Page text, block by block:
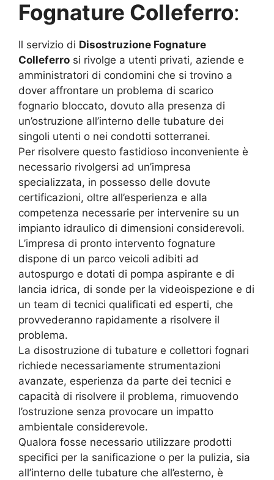
Fognature Colleferro:
Il servizio di Disostruzione Fognature
Colleferro si rivolge a utenti privati, aziende e
amministratori di condomini che si trovino a
dover affrontare un problema di scarico
fognario bloccato, dovuto alla presenza di
un’ostruzione all’interno delle tubature dei
singoli utenti o nei condotti sotterranei.
Per risolvere questo fastidioso inconveniente è
necessario rivolgersi ad un’impresa
specializzata, in possesso delle dovute
certificazioni, oltre all’esperienza e alla
competenza necessarie per intervenire su un
impianto idraulico di dimensioni considerevoli.
L’impresa di pronto intervento fognature
dispone di un parco veicoli adibiti ad
autospurgo e dotati di pompa aspirante e di
lancia idrica, di sonde per la videoispezione e di
un team di tecnici qualificati ed esperti, che
provvederanno rapidamente a risolvere il
problema.
La disostruzione di tubature e collettori fognari
richiede necessariamente strumentazioni
avanzate, esperienza da parte dei tecnici e
capacità di risolvere il problema, rimuovendo
l’ostruzione senza provocare un impatto
ambientale considerevole.
Qualora fosse necessario utilizzare prodotti
specifici per la sanificazione o per la pulizia, sia
all’interno delle tubature che all’esterno, è